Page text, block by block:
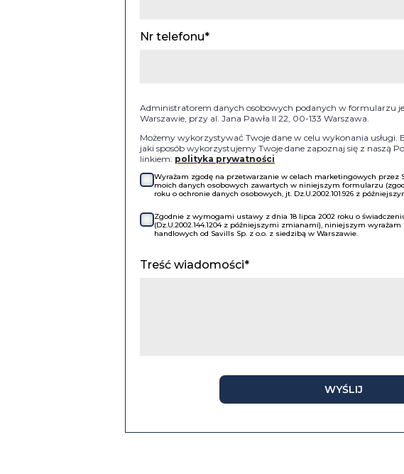
Nr telefonu*
Administratorem danych osobowych podanych w formularzu
Warszawie, przy al. Jana Pawła II 22, 00-133 Warszawa.
Możemy wykorzystywać Twoje dane w celu wykonania usługi.
jaki sposób wykorzystujemy Twoje dane zapoznaj się z naszą
linkiem: polityka prywatności
Wyrażam zgodę na przetwarzanie w celach marketingowych przez
moich danych osobowych zawartych w niniejszym formularzu
roku o ochronie danych osobowych, jt. Dz.U.2002.101.926 z
Zgodnie z wymogami ustawy z dnia 18 lipca 2002 roku o
(Dz.U.2002.144.1204 z późniejszymi zmianami), niniejszym
handlowych od Savills Sp. z o.o. z siedzibą w Warszawie.
Treść wiadomości*
WYŚLIJ